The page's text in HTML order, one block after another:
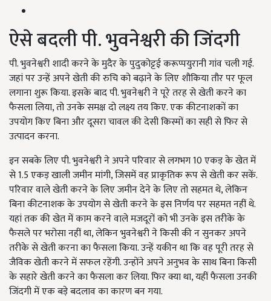
ऐसे बदली पी. भुवनेश्वरी की जिंदगी
पी. भुवनेश्वरी शादी करने के मुदैर के पुदुकोट्टई करूप्पयुरानी गांव चली गई.
जहां पर उन्हें अपने खेती की रुचि को बढ़ाने के लिए शौकिया तौर पर फूल
लगाना शुरू किया. इसके बाद पी. भुवनेश्वरी ने पूरे तरह से खेती करने का
फैसला लिया, तो उनके समक्ष दो लक्ष्य तय किए. एक कीटनाशकों का
उपयोग किए बिना और दूसरा चावल की देसी किस्मों का सही से फिर से
उत्पादन करना.
इन सबके लिए पी. भुवनेश्वरी ने अपने परिवार से लगभग 10 एकड़ के खेत में
से 1.5 एकड़ खाली जमीन मांगी, जिसमें वह प्राकृतिक रूप से खेती कर सकें.
परिवार वाले खेती करने के लिए जमीन देने के लिए तो सहमत थे, लेकिन
बिना कीटनाशक के उपयोग से खेती करने के इस निर्णय पर सहमत नहीं थे.
यहां तक की खेत में काम करने वाले मजदूरों को भी उनके इस तरीके के
फैसले पर भरोसा नहीं था, लेकिन भुवनेश्वरी ने किसी की न सुनकर अपने
तरीके से खेती करना का फैसला किया. उन्हें यकीन था कि वह पूरी तरह से
जैविक खेती करने में सफल रहेंगी. उन्होंने अपने अनुभव के साथ बिना किसी
के सहारे खेती करने का फैसला कर लिया. फिर क्या था, यहीं फैसला उनकी
जिंदगी में एक बड़े बदलाव का कारण बन गया.